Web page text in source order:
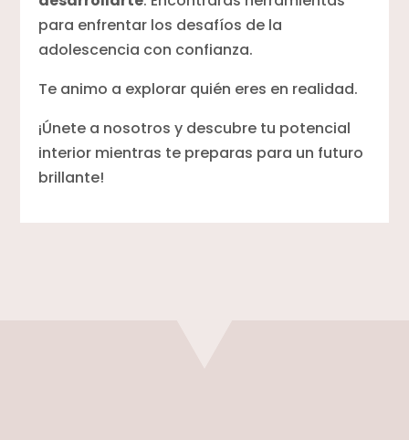
para enfrentar los desafíos de la
adolescencia con confianza.
Te animo a explorar quién eres en realidad.
¡Únete a nosotros y descubre tu potencial
interior mientras te preparas para un futuro
brillante!